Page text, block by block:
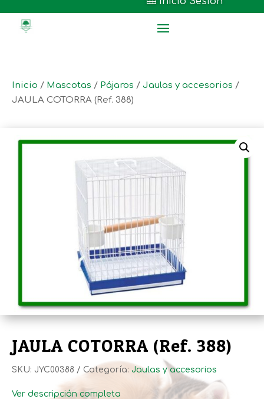
Inicio / Mascotas / Pájaros / Jaulas y accesorios /
JAULA COTORRA (Ref. 388)
JAULA COTORRA (Ref. 388)
SKU: JYC00388 Categoría: Jaulas y accesorios
Ver descripción completa